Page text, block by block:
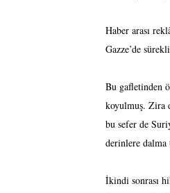
Haber arası
Gazze’de
Bu gafletinden
koyulmuş. Zira
bu sefer de
derinlere
İkindi sonrası